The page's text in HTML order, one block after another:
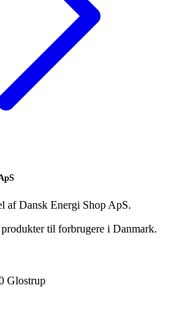
af Dansk Energi Shop ApS.
til forbrugere i Danmark.
Glostrup